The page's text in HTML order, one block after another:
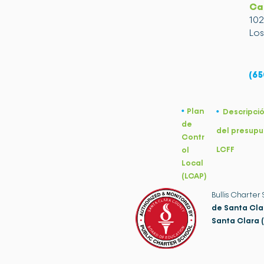
• Plan
de
Contr
ol
Local
(LCAP)
•
del
LCFF
Bullis Charter
de Santa
Santa Clara